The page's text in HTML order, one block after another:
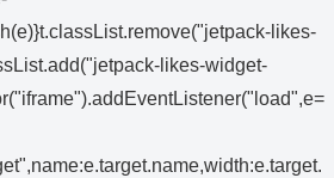
likes-
likes-widget-